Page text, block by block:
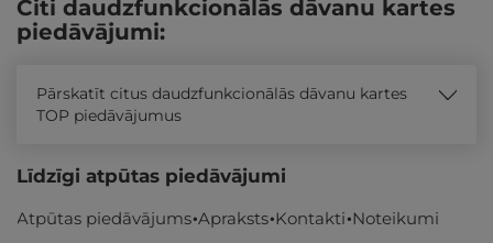
Atpūtas piedāvājums Apraksts Kontakti Noteikumi
Citi daudzfunkcionālās dāvanu kartes
piedāvājumi:
Pārskatīt citus daudzfunkcionālās dāvanu kartes
TOP piedāvājumus
Līdzīgi atpūtas piedāvājumi
ĪPAŠAIS! - 28%